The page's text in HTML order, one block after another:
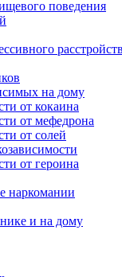
поведения
на дому
от кокаина
от мефедрона
от солей
от героина
наркомании
и на дому